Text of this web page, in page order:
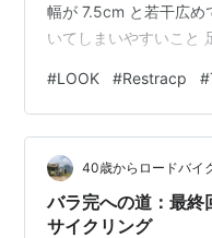
幅が 7.5cm と若干広め
いてしまいやすいこと
と このため、トップチ
てしまった。久しぶり
部分の錆がひどく発生
していた。
ブバック 新車購入
#LOOK #Restracp #
40歳からロードバイ
バラ完への道：最
サイクリング